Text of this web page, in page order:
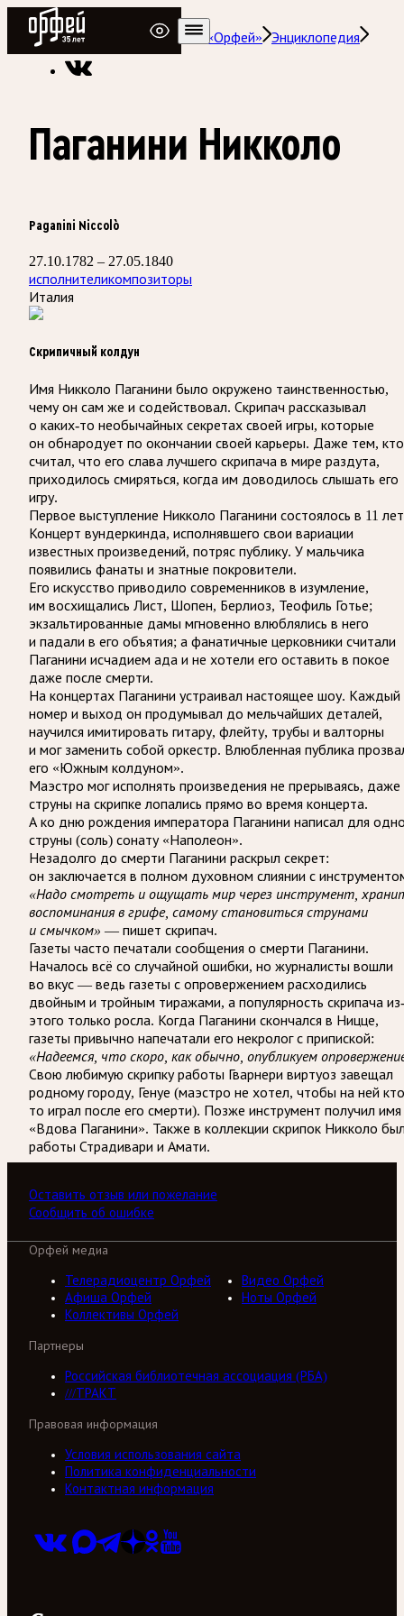
Радио Орфей
Радио классической музыки «Орфей»
Энциклопедия
Паганини Никколо
Paganini Niccolò
27.10.1782 – 27.05.1840
исполнителикомпозиторы
Италия
Скрипичный колдун
Имя Никколо Паганини было окружено таинственностью,
чему он сам же и содействовал. Скрипач рассказывал
о каких-то необычайных секретах своей игры, которые
он обнародует по окончании своей карьеры. Даже тем, кто
считал, что его слава лучшего скрипача в мире раздута,
приходилось смиряться, когда им доводилось слышать его
игру.
Первое выступление Никколо Паганини состоялось в 11
Концерт вундеркинда, исполнявшего свои вариации
известных произведений, потряс публику. У мальчика
появились фанаты и знатные покровители.
Его искусство приводило современников в изумление,
им восхищались Лист, Шопен, Берлиоз, Теофиль Готье;
экзальтированные дамы мгновенно влюблялись в него
и падали в его объятия; а фанатичные церковники считали
Паганини исчадием ада и не хотели его оставить в покое
даже после смерти.
На концертах Паганини устраивал настоящее шоу. Каждый
номер и выход он продумывал до мельчайших деталей,
научился имитировать гитару, флейту, трубы и валторны
и мог заменить собой оркестр. Влюбленная публика
его «Южным колдуном».
Маэстро мог исполнять произведения не прерываясь, даже
струны на скрипке лопались прямо во время концерта.
А ко дню рождения императора Паганини написал для
струны (соль) сонату «Наполеон».
Незадолго до смерти Паганини раскрыл секрет:
он заключается в полном духовном слиянии с
«Надо смотреть и ощущать мир через инструмент,
воспоминания в грифе, самому становиться струнами
и смычком» — пишет скрипач.
Газеты часто печатали сообщения о смерти Паганини.
Началось всё со случайной ошибки, но журналисты вошли
во вкус — ведь газеты с опровержением расходились
двойным и тройным тиражами, а популярность скрипача
этого только росла. Когда Паганини скончался в Ницце,
газеты привычно напечатали его некролог с припиской:
«Надеемся, что скоро, как обычно, опубликуем
Свою любимую скрипку работы Гварнери виртуоз завещал
родному городу, Генуе (маэстро не хотел, чтобы на ней
то играл после его смерти). Позже инструмент получил имя
«Вдова Паганини». Также в коллекции скрипок Никколо
работы Страдивари и Амати.
Оставить отзыв или пожелание
Сообщить об ошибке
Орфей медиа
Телерадиоцентр Орфей
Видео Орфей
Афиша Орфей
Ноты Орфей
Коллективы Орфей
Партнеры
Российская библиотечная ассоциация (РБА)
///ТРАКТ
Правовая информация
Условия использования сайта
Политика конфиденциальности
Контактная информация